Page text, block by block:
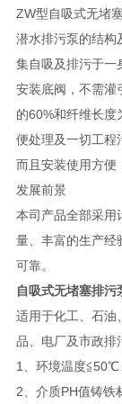
ZW型自吸式无堵
潜水排污泵的结构
集自吸及排污于一
安装底阀，不需灌
的60%和纤维长度
便处理及一切工程
而且安装使用方便
发展前景
本司产品全部采用
量、丰富的生产经
可靠。
自吸式无堵塞排污
适用于化工、石油
品、电厂及市政排
1、环境温度
2、介质PH值铸铁